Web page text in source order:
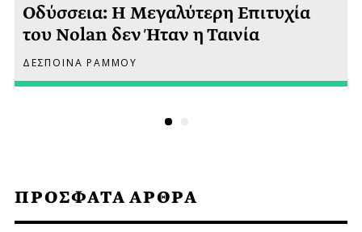
ΠΡΟΣΦΑΤΑ ΑΡΘΡΑ
Οδύσσεια: Η Μεγαλύτερη Επιτυχία
του Nolan δεν Ήταν η Ταινία
ΔΕΣΠΟΙΝΑ ΡΑΜΜΟΥ